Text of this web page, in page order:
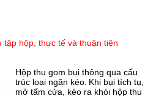
tập hộp, thực tế và thuận tiện
Hộp thu gom bụi thông qua cấu
trúc loại ngăn kéo. Khi bụi tích tụ,
mở tấm cửa, kéo ra khỏi hộp thu